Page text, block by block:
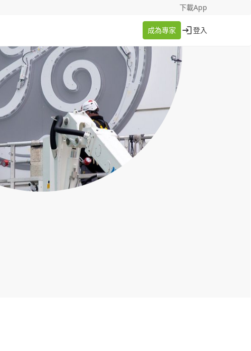
下載App
成為專家 登入
成為專家
登入